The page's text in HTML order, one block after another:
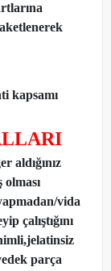
kapsamı
aldığınız
/vida
çalıştığını
parça